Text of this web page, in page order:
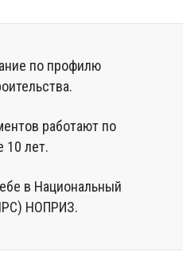
по профилю
работают по
10 лет.
в Национальный
НОПРИЗ.